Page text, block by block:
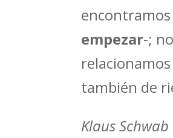
empezar-;
también de
Klaus Schwab